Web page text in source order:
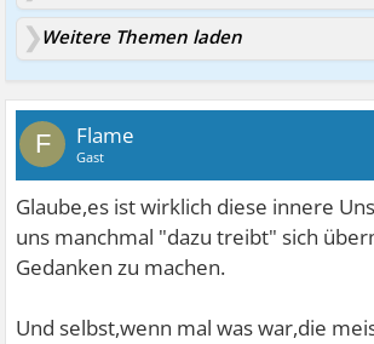
Weitere Themen laden
F Flame
Gast
Glaube,es ist wirklich diese innere
uns manchmal "dazu treibt" sich
Gedanken zu machen.
Und selbst,wenn mal was war,die